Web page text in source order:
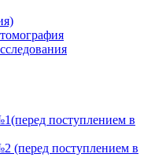
поступлением в
(перед поступлением в